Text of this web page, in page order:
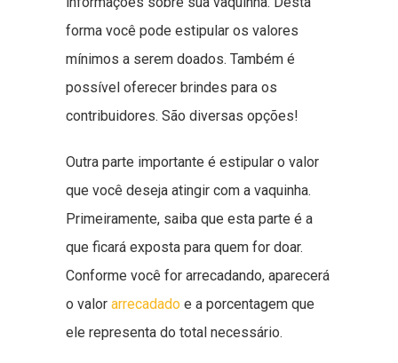
forma você pode estipular os valores
mínimos a serem doados. Também é
possível oferecer brindes para os
contribuidores. São diversas opções!
Outra parte importante é estipular o valor
que você deseja atingir com a vaquinha.
Primeiramente, saiba que esta parte é a
que ficará exposta para quem for doar.
Conforme você for arrecadando, aparecerá
o valor arrecadado e a porcentagem que
ele representa do total necessário.